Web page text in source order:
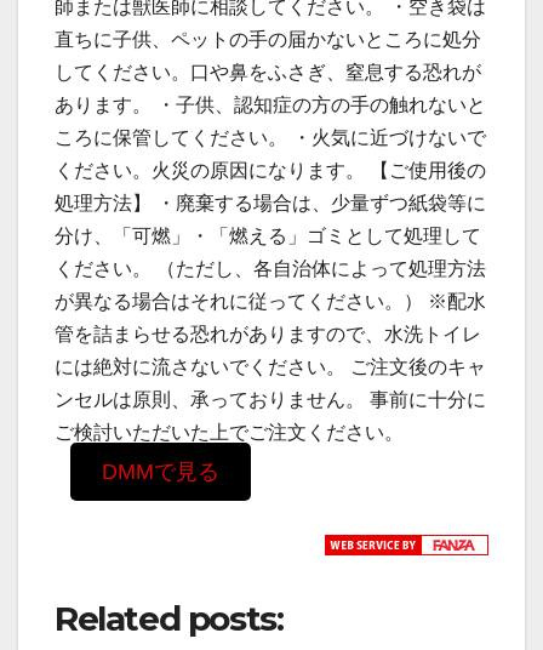
師または獣医師に相談してください。 ・空き袋は
直ちに子供、ペットの手の届かないところに処分
してください。口や鼻をふさぎ、窒息する恐れが
あります。 ・子供、認知症の方の手の触れないと
ころに保管してください。 ・火気に近づけないで
ください。火災の原因になります。 【ご使用後の
処理方法】 ・廃棄する場合は、少量ずつ紙袋等に
分け、「可燃」・「燃える」ゴミとして処理して
ください。 （ただし、各自治体によって処理方法
が異なる場合はそれに従ってください。） ※配水
管を詰まらせる恐れがありますので、水洗トイレ
には絶対に流さないでください。 ご注文後のキャ
ンセルは原則、承っておりません。 事前に十分に
ご検討いただいた上でご注文ください。
DMMで見る
Related posts: